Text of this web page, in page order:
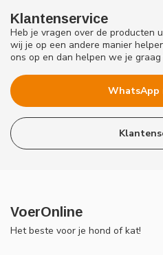
Klantenservice
Heb je vragen over de producten
wij je op een andere manier
ons op en dan helpen we je graag
WhatsApp
VoerOnline
Het beste voor je hond of kat!